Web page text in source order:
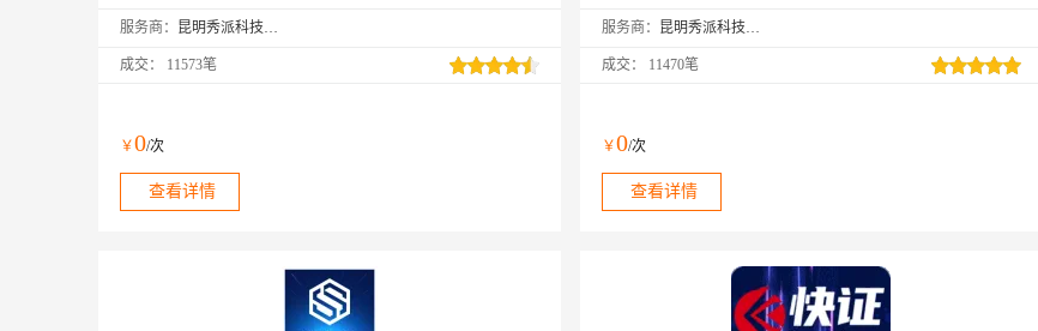
通、邮政、DHL、UPS、宅急送、德邦、百世、安捷、速通、天
提供物流最新状态。【注：中通/顺丰/跨越查询，需上传手机号后4
服务商： 昆明秀派科技有限公司
成交： 11573笔
￥0/次
查看详情
接口-身份证实名认证-身份实名认证-身份证实名验证-身份证实名
验-身份实名认证-身份证二要素认证】传入姓名、身份证号，核验
服务商： 昆明秀派科技有限公司
成交： 11470笔
￥0/次
查看详情